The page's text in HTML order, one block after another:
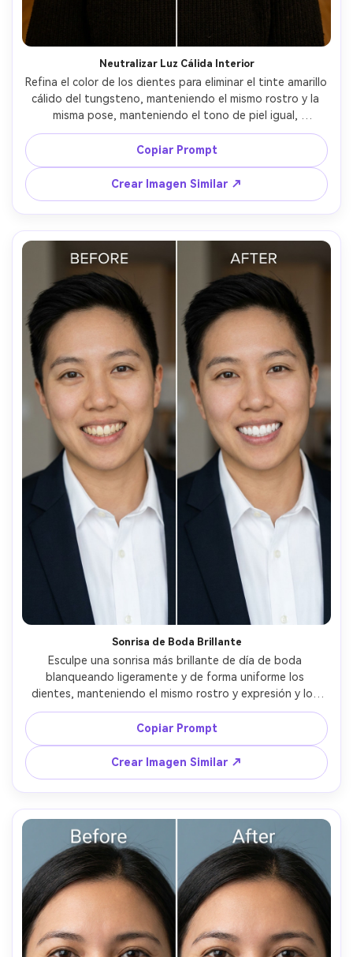
Neutralizar Luz Cálida Interior
Refina el color de los dientes para eliminar el tinte amarillo
cálido del tungsteno, manteniendo el mismo rostro y la
misma pose, manteniendo el tono de piel igual,
conservando la luz y el fondo interior originales, haz el
cambio moderado, no cegador --ar 4:5
Copiar Prompt
Crear Imagen Similar ↗
Sonrisa de Boda Brillante
Esculpe una sonrisa más brillante de día de boda
blanqueando ligeramente y de forma uniforme los
dientes, manteniendo el mismo rostro y expresión y los
mismos detalles del atuendo, preservando la textura del
velo/vestido y la iluminación suave original, mantén la
textura del esmalte realista --ar 4:5
Copiar Prompt
Crear Imagen Similar ↗